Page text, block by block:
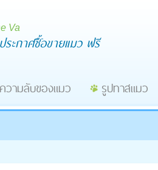
Va
ระกาศซื้อขายแมว ฟรี
ความลับของแมว
รูปทาสแมว